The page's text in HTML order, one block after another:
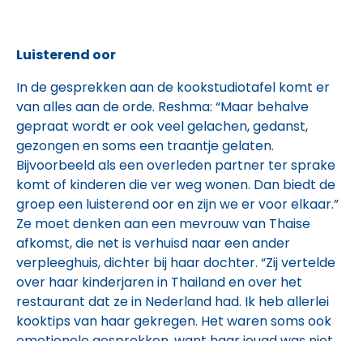
Luisterend oor
In de gesprekken aan de kookstudiotafel komt er
van alles aan de orde. Reshma: “Maar behalve
gepraat wordt er ook veel gelachen, gedanst,
gezongen en soms een traantje gelaten.
Bijvoorbeeld als een overleden partner ter sprake
komt of kinderen die ver weg wonen. Dan biedt de
groep een luisterend oor en zijn we er voor elkaar.”
Ze moet denken aan een mevrouw van Thaise
afkomst, die net is verhuisd naar een ander
verpleeghuis, dichter bij haar dochter. “Zij vertelde
over haar kinderjaren in Thailand en over het
restaurant dat ze in Nederland had. Ik heb allerlei
kooktips van haar gekregen. Het waren soms ook